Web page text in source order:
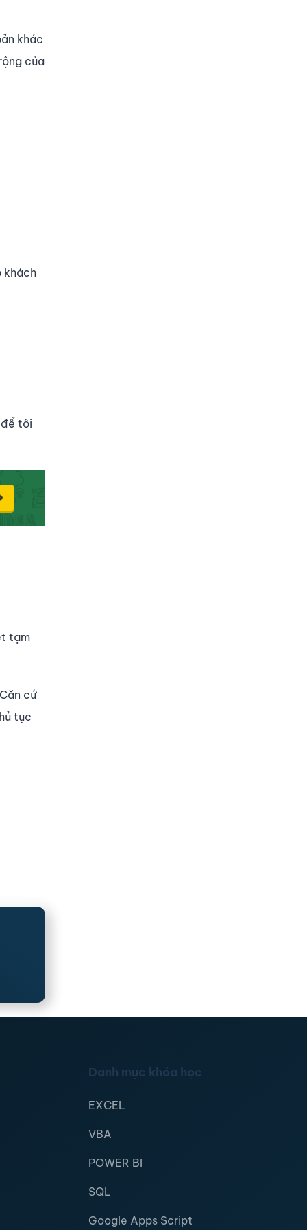
khác
của
khách
tôi
tạm
cứ
tục
Danh mục khóa học
EXCEL
VBA
POWER BI
SQL
Google Apps Script